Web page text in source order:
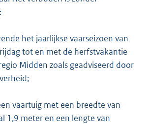
het jaarlijkse vaarseizoen van
tot en met de herfstvakantie
Midden zoals geadviseerd door
vaartuig met een breedte van
1,9 meter en een lengte van